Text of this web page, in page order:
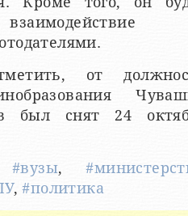
от
был снят 24
#вузы,
,#политика